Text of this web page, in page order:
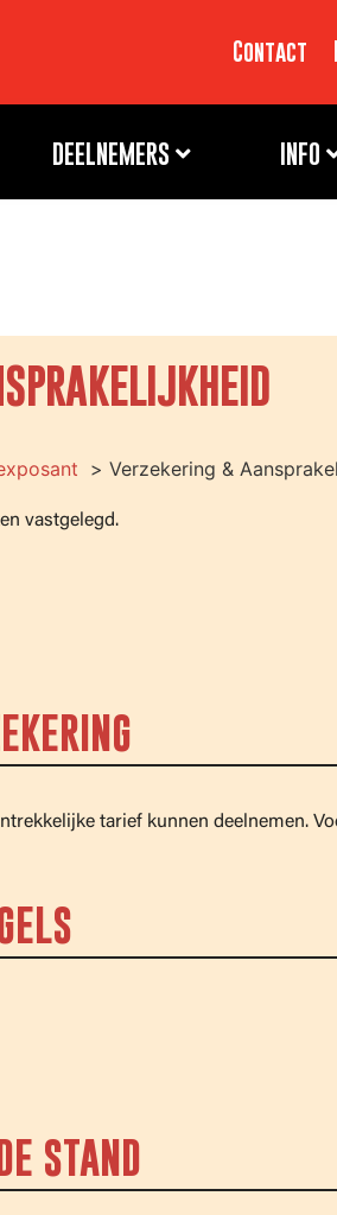
Contact
DEELNEMERS INFO
Verzekering &
vastgelegd.
tarief kunnen deelnemen.
STAND